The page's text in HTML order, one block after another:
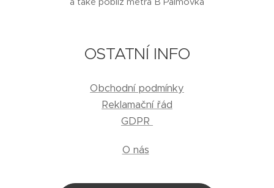
OSTATNÍ INFO
Obchodní podmínky
Reklamační řád
GDPR
O nás